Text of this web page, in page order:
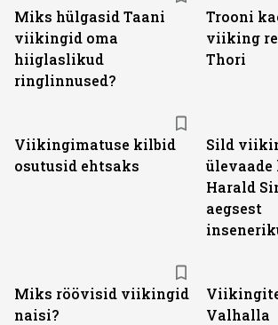
Miks hülgasid Taani
viikingid oma
hiiglaslikud
ringlinnused?
Trooni
viiking
Thori
Viikingimatuse kilbid
osutusid ehtsaks
Sild
Harald
aegsest
Miks röövisid viikingid
naisi?
Valhalla